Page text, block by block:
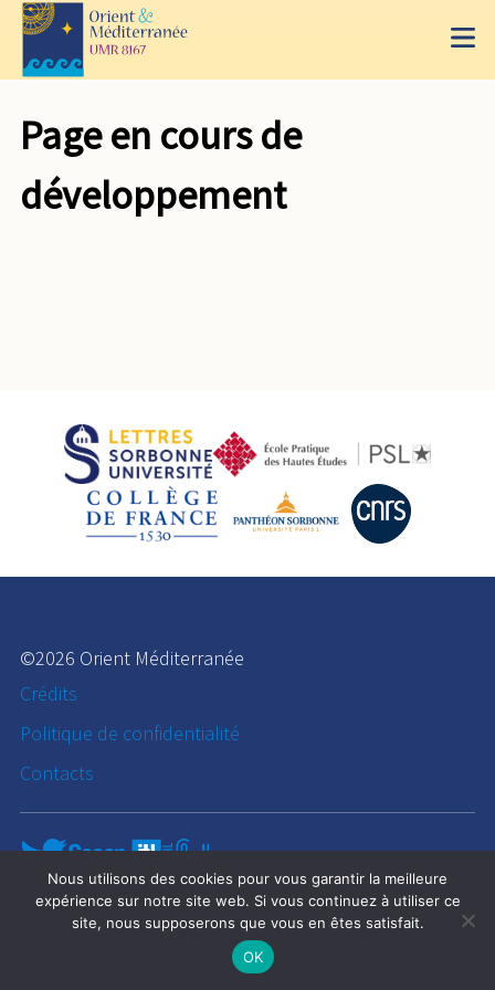
Page en cours de
développement
©2026 Orient Méditerranée
Crédits
Politique de confidentialité
Contacts
Nous utilisons des cookies pour vous garantir la meilleure
expérience sur notre site web. Si vous continuez à utiliser ce
site, nous supposerons que vous en êtes satisfait.
OK